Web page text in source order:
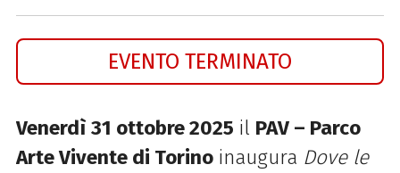
EVENTO TERMINATO
Venerdì 31 ottobre 2025 il PAV – Parco
Arte Vivente di Torinoinaugura Dove le